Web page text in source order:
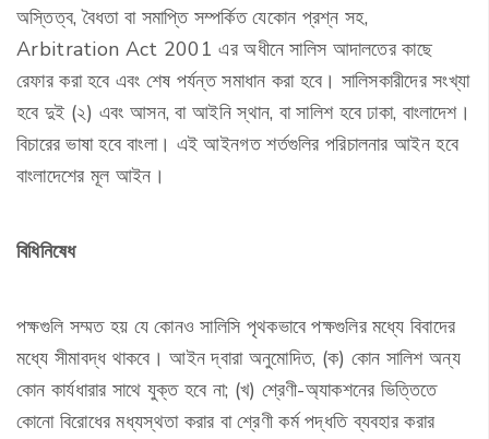
অস্তিত্ব, বৈধতা বা সমাপ্তি সম্পর্কিত যেকোন প্রশ্ন সহ,
Arbitration Act 2001 এর অধীনে সালিস আদালতের কাছে
রেফার করা হবে এবং শেষ পর্যন্ত সমাধান করা হবে। সালিসকারীদের সংখ্যা
হবে দুই (২) এবং আসন, বা আইনি স্থান, বা সালিশ হবে ঢাকা, বাংলাদেশ।
বিচারের ভাষা হবে বাংলা। এই আইনগত শর্তগুলির পরিচালনার আইন হবে
বাংলাদেশের মূল আইন।
বিধিনিষেধ
পক্ষগুলি সম্মত হয় যে কোনও সালিসি পৃথকভাবে পক্ষগুলির মধ্যে বিবাদের
মধ্যে সীমাবদ্ধ থাকবে। আইন দ্বারা অনুমোদিত, (ক) কোন সালিশ অন্য
কোন কার্যধারার সাথে যুক্ত হবে না; (খ) শ্রেণী-অ্যাকশনের ভিত্তিতে
কোনো বিরোধের মধ্যস্থতা করার বা শ্রেণী কর্ম পদ্ধতি ব্যবহার করার